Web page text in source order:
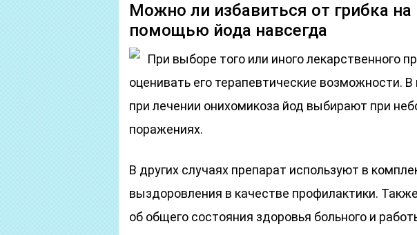
Можно ли избавиться от грибка на
помощью йода навсегда
При выборе того или иного лекарственного
оценивать его терапевтические возможности.
при лечении онихомикоза йод выбирают при
поражениях.
В других случаях препарат используют в
выздоровления в качестве профилактики.
об общего состояния здоровья больного и